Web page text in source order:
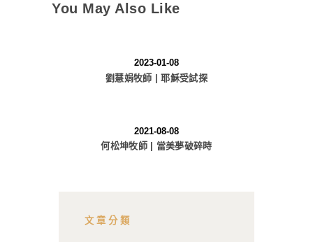
You May Also Like
2023-01-08
劉慧娟牧師 | 耶穌受試探
2021-08-08
何松坤牧師 | 當美夢破碎時
文章分類